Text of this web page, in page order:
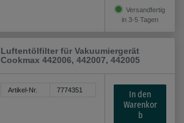
Versandfertig
in 3-5 Tagen
Luftentölfilter für Vakuumiergerät
Cookmax 442006, 442007, 442005
Artikel-Nr. 7774351
In den
Warenkor
b